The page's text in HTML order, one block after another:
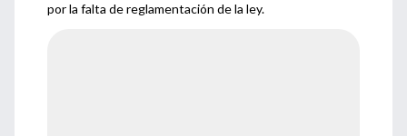
por la falta de reglamentación de la ley.